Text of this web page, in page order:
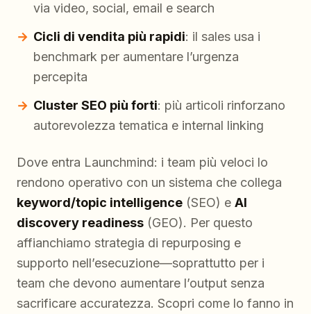
via video, social, email e search
Cicli di vendita più rapidi: il sales usa i
benchmark per aumentare l’urgenza
percepita
Cluster SEO più forti: più articoli rinforzano
autorevolezza tematica e internal linking
Dove entra Launchmind: i team più veloci lo
rendono operativo con un sistema che collega
keyword/topic intelligence (SEO) e AI
discovery readiness (GEO). Per questo
affianchiamo strategia di repurposing e
supporto nell’esecuzione—soprattutto per i
team che devono aumentare l’output senza
sacrificare accuratezza. Scopri come lo fanno in